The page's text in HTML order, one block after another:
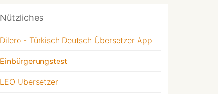
Nützliches
Dilero - Türkisch Deutsch Übersetzer App
Einbürgerungstest
LEO Übersetzer